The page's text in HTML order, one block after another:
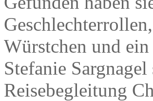
Würstchen und
Stefanie
Reisebegleitung